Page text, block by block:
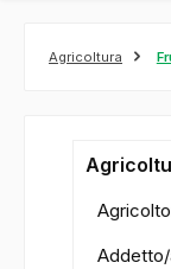
Agricoltura
Addetto/